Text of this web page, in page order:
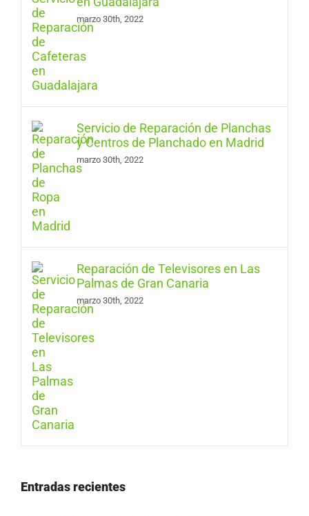
marzo 30th, 2022
Servicio de Reparación de Planchas
y Centros de Planchado en Madrid
marzo 30th, 2022
Reparación de Televisores en Las
Palmas de Gran Canaria
marzo 30th, 2022
Entradas recientes